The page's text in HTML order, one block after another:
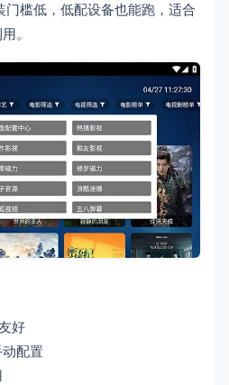
槛低，低配设备也能跑，适合
。
好
配置